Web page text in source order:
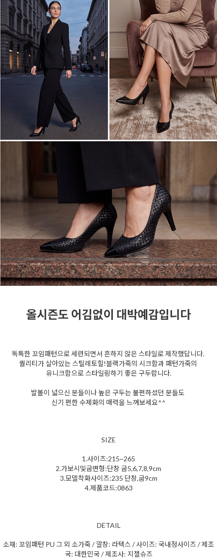
올시즌도 어김없이 대박예감입니다
독특한 꼬임패턴으로 세련되면서 흔하지 않은 스타일로 제작했답니다.
퀄리티가 살아있는 스틸레토힐!블랙가죽의 시크함과 패턴가죽의
유니크함으로 스타일링하기 좋은 구두랍니다.
발볼이 넓으신 분들이나 높은 구두는 불편하셨던 분들도
신기 편한 수제화의 매력을 느껴보세요^^
SIZE
1.사이즈:215~265
2.가보시및굽변형:단창 굽5,6,7,8,9cm
3.모델착화사이즈:235 단창,굽9cm
4.제품코드:0863
DETAIL
소재: 꼬임패턴 PU 그 외 소가죽/ 깔창: 라텍스 / 사이즈: 국내정사이즈 / 제조
국: 대한민국 / 제조사: 지젤슈즈